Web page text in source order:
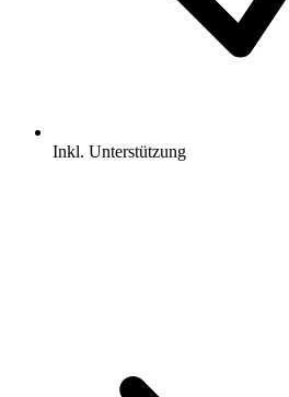
Inkl. Unterstützung